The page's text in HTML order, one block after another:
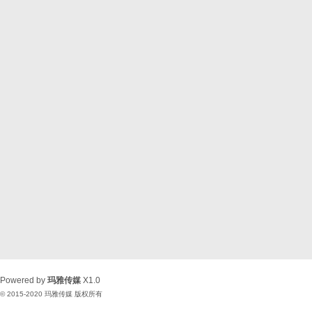
Powered by 玛雅传媒 X1.0
© 2015-2020 玛雅传媒 版权所有